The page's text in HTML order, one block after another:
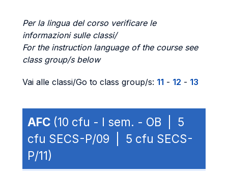
Per la lingua del corso verificare le
informazioni sulle classi/
For the instruction language of the course see
class group/s below
Vai alle classi/Go to class group/s: 11 - 12 - 13
AFC (10 cfu - I sem. - OB | 5
cfu SECS-P/09 | 5 cfu SECS-
P/11)